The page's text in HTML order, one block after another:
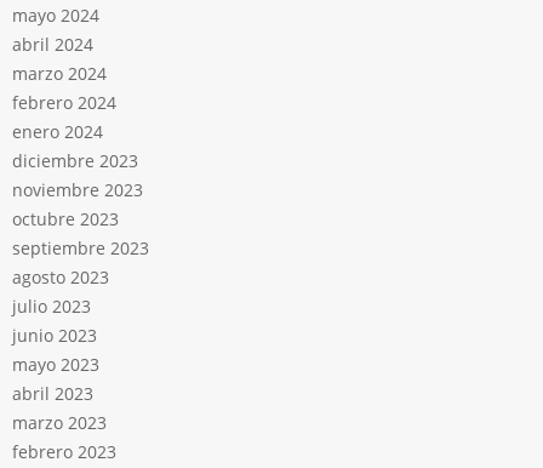
mayo 2024
abril 2024
marzo 2024
febrero 2024
enero 2024
diciembre 2023
noviembre 2023
octubre 2023
septiembre 2023
agosto 2023
julio 2023
junio 2023
mayo 2023
abril 2023
marzo 2023
febrero 2023